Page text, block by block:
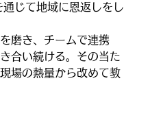
じて地域に恩返しをし
磨き、チームで連携
合い続ける。その当た
場の熱量から改めて教